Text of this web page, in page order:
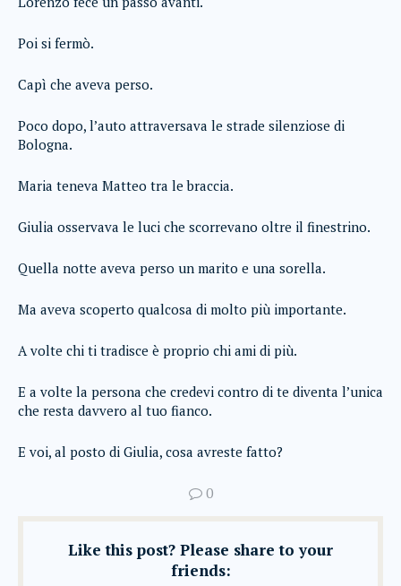
Poi si fermò.
Capì che aveva perso.
Poco dopo, l’auto attraversava le strade silenziose di
Bologna.
Maria teneva Matteo tra le braccia.
Giulia osservava le luci che scorrevano oltre il finestrino.
Quella notte aveva perso un marito e una sorella.
Ma aveva scoperto qualcosa di molto più importante.
A volte chi ti tradisce è proprio chi ami di più.
E a volte la persona che credevi contro di te diventa l’unica
che resta davvero al tuo fianco.
E voi, al posto di Giulia, cosa avreste fatto?
0
Like this post? Please share to your
friends: